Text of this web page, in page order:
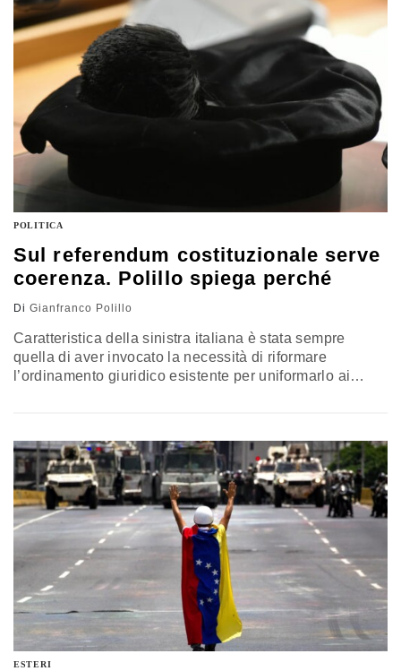
POLITICA
Sul referendum costituzionale serve
coerenza. Polillo spiega perché
Di Gianfranco Polillo
Caratteristica della sinistra italiana è stata sempre
quella di aver invocato la necessità di riformare
l’ordinamento giuridico esistente per uniformarlo ai
per renderli uniformi con lo stato della legislazione
esistente. Il commento di Gianfranco Polillo
ESTERI